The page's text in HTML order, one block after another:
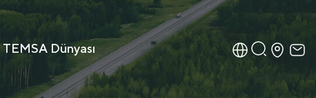
TEMSA Dünyası